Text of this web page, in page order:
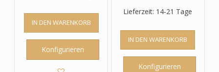
IN DEN WARENKORB
Konfigurieren
Lieferzeit: 14-21 Tage
IN DEN WARENKORB
Konfigurieren